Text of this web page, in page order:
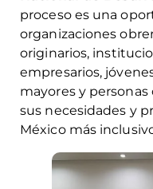
proceso es una
organizaciones
originarios,
empresarios,
mayores y
sus necesidades y
México más